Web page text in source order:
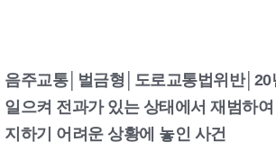
음주교통│벌금형│도로교통법위반
일으켜 전과가 있는 상태에서 재범하
지하기 어려운 상황에 놓인 사건